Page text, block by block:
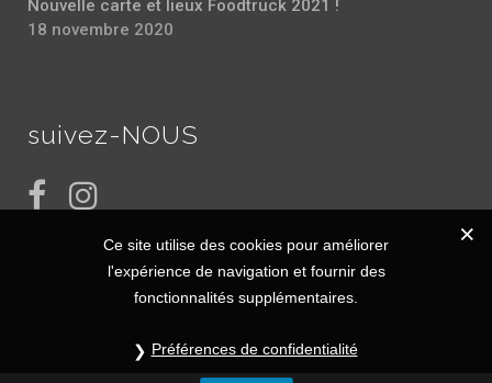
Nouvelle carte et lieux Foodtruck 2021 !
18 novembre 2020
suivez-NOUS
Ce site utilise des cookies pour améliorer
l'expérience de navigation et fournir des
fonctionnalités supplémentaires.
Préférences de confidentialité